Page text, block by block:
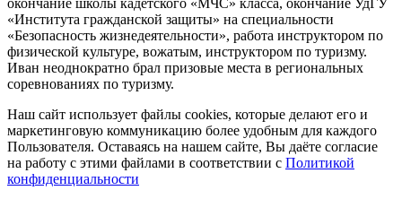
окончание школы кадетского «МЧС» класса, окончание УдГУ
«Института гражданской защиты» на специальности
«Безопасность жизнедеятельности», работа инструктором по
физической культуре, вожатым, инструктором по туризму.
Иван неоднократно брал призовые места в региональных
соревнованиях по туризму.
Наш сайт использует файлы cookies, которые делают его и
маркетинговую коммуникацию более удобным для каждого
Пользователя. Оставаясь на нашем сайте, Вы даёте согласие
на работу с этими файлами в соответствии с Политикой
конфиденциальности